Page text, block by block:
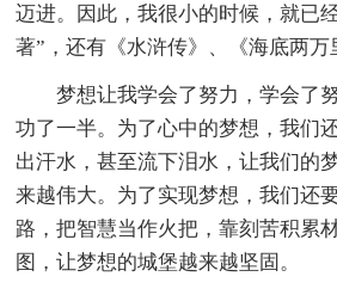
迈进。因此，我很小的时候，就已
著”，还有《水浒传》、《海底两万
梦想让我学会了努力，学会了
功了一半。为了心中的梦想，我们
出汗水，甚至流下泪水，让我们的
来越伟大。为了实现梦想，我们还
路，把智慧当作火把，靠刻苦积累
图，让梦想的城堡越来越坚固。